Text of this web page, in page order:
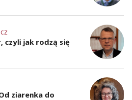
czyli jak rodzą się
ziarenka do